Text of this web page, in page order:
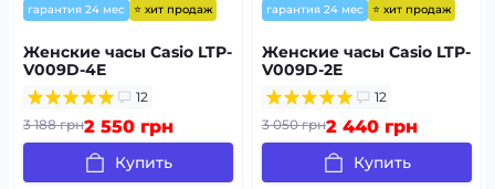
гарантия 24 мес ⭐ хит продаж
Женские часы Casio LTP-
V009D-4E
12
3 188 грн2 550 грн
Купить
гарантия 24 мес ⭐ хит продаж
Женские часы Casio LTP-
V009D-2E
12
3 050 грн2 440 грн
Купить